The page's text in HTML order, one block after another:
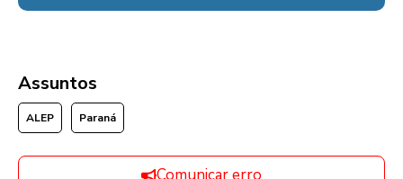
Assuntos
ALEP Paraná